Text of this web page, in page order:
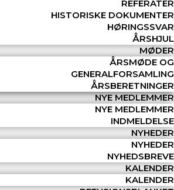
REFERATER
HISTORISKE DOKUMENTER
HØRINGSSVAR
ÅRSHJUL
MØDER
ÅRSMØDE OG
GENERALFORSAMLING
ÅRSBERETNINGER
NYE MEDLEMMER
NYE MEDLEMMER
INDMELDELSE
NYHEDER
NYHEDER
NYHEDSBREVE
KALENDER
KALENDER